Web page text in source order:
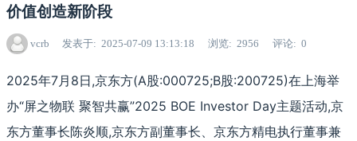
价值创造新阶段
vcrb 发表于 2025-07-09 13:13:18 浏览 2956 评论 0
2025年7月8日,京东方(A股:000725;B股:200725)在上海举
办“屏之物联 聚智共赢”2025 BOE Investor Day主题活动,京
东方董事长陈炎顺,京东方副董事长、京东方精电执行董事兼